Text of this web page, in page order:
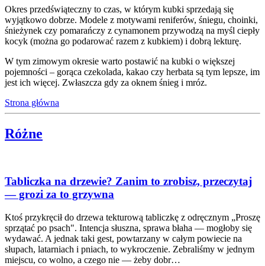
Okres przedświąteczny to czas, w którym kubki sprzedają się
wyjątkowo dobrze. Modele z motywami reniferów, śniegu, choinki,
śnieżynek czy pomarańczy z cynamonem przywodzą na myśl ciepły
kocyk (można go podarować razem z kubkiem) i dobrą lekturę.
W tym zimowym okresie warto postawić na kubki o większej
pojemności – gorąca czekolada, kakao czy herbata są tym lepsze, im
jest ich więcej. Zwłaszcza gdy za oknem śnieg i mróz.
Strona główna
Różne
Tabliczka na drzewie? Zanim to zrobisz, przeczytaj
— grozi za to grzywna
Ktoś przykręcił do drzewa tekturową tabliczkę z odręcznym „Proszę
sprzątać po psach". Intencja słuszna, sprawa błaha — mogłoby się
wydawać. A jednak taki gest, powtarzany w całym powiecie na
słupach, latarniach i pniach, to wykroczenie. Zebraliśmy w jednym
miejscu, co wolno, a czego nie — żeby dobr…